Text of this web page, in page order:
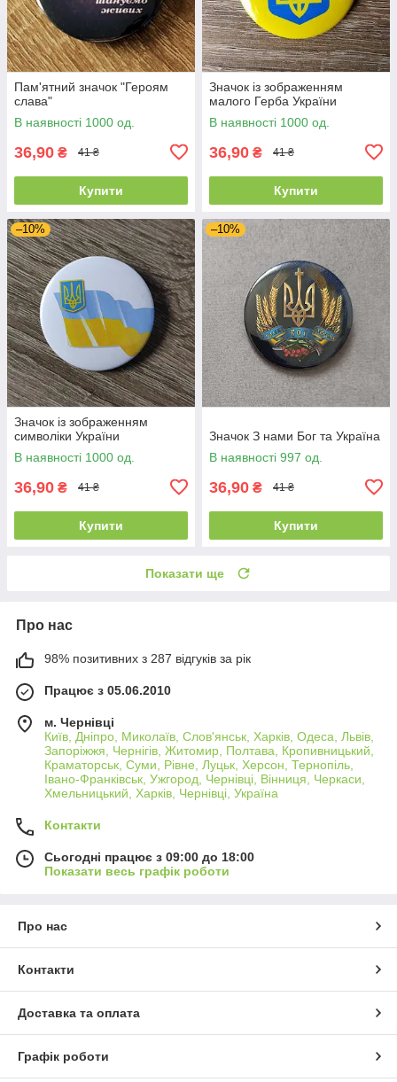
Пам'ятний значок "Героям
слава"
В наявності 1000 од.
36,90 ₴ 41 ₴
Купити
Значок із зображенням
малого Герба України
В наявності 1000 од.
36,90 ₴ 41 ₴
Купити
–10%
Значок із зображенням
символіки України
В наявності 1000 од.
36,90 ₴ 41 ₴
Купити
–10%
Значок З нами Бог та Україна
В наявності 997 од.
36,90 ₴ 41 ₴
Купити
Показати ще
Про нас
98% позитивних з 287 відгуків за рік
Працює з 05.06.2010
м. Чернівці
Київ, Дніпро, Миколаїв, Слов'янськ, Харків, Одеса, Львів,
Запоріжжя, Чернігів, Житомир, Полтава, Кропивницький,
Краматорськ, Суми, Рівне, Луцьк, Херсон, Тернопіль,
Івано-Франківськ, Ужгород, Чернівці, Вінниця, Черкаси,
Хмельницький, Харків, Чернівці, Україна
Контакти
Сьогодні працює з 09:00 до 18:00
Показати весь графік роботи
Про нас
Контакти
Доставка та оплата
Графік роботи